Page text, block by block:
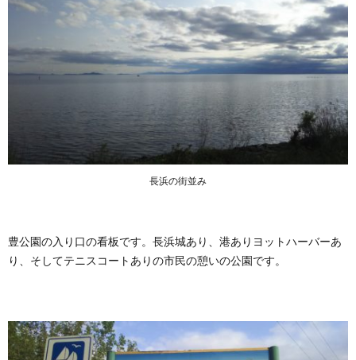
長浜の街並み
豊公園の入り口の看板です。長浜城あり、港ありヨットハーバーあ
り、そしてテニスコートありの市民の憩いの公園です。